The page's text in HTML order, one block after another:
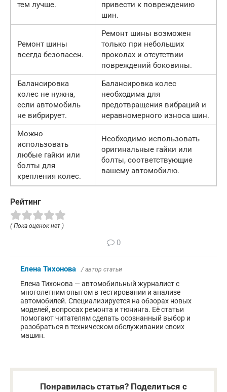
тем лучше.
привести к повреждению
шин.
Ремонт шины
всегда безопасен.
Ремонт шины возможен
только при небольших
проколах и отсутствии
повреждений боковины.
Балансировка
колес не нужна,
если автомобиль
не вибрирует.
Балансировка колес
необходима для
предотвращения вибраций и
неравномерного износа шин.
Можно
использовать
любые гайки или
болты для
крепления колес.
Необходимо использовать
оригинальные гайки или
болты, соответствующие
вашему автомобилю.
Рейтинг
( Пока оценок нет )
0
Елена Тихонова / автор статьи
Елена Тихонова — автомобильный журналист с
многолетним опытом в тестировании и анализе
автомобилей. Специализируется на обзорах новых
моделей, вопросах ремонта и тюнинга. Её статьи
помогают читателям сделать осознанный выбор и
разобраться в техническом обслуживании своих
машин.
Понравилась статья? Поделиться с